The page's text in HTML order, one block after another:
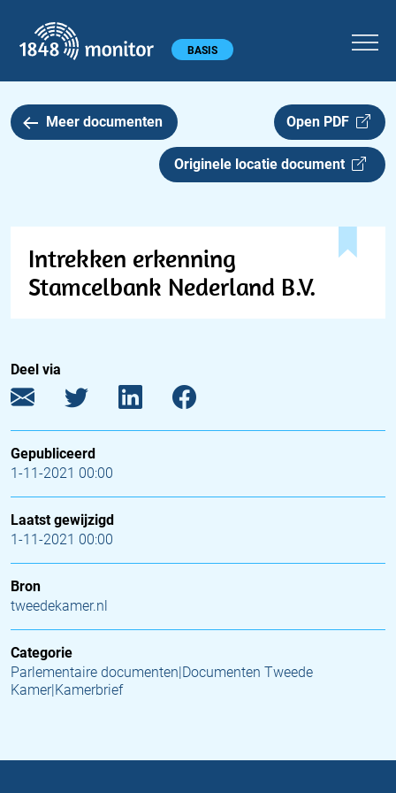
Hoofdmenu BASIS
Meer documenten Open PDF
Originele locatie document
Intrekken erkenning
Stamcelbank Nederland B.V.
Deel via
Gepubliceerd
1-11-2021 00:00
Laatst gewijzigd
1-11-2021 00:00
Bron
tweedekamer.nl
Categorie
Parlementaire documenten|Documenten Tweede
Kamer|Kamerbrief